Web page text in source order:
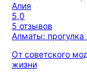
Алия
5,0
5 отзывов
Алматы: прогулка
От советского
жизни